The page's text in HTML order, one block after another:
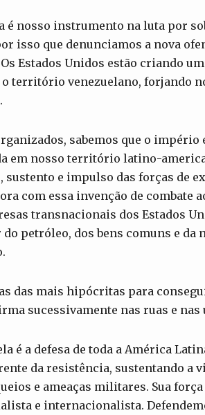
nosso instrumento na luta por
isso que denunciamos a nova
Estados Unidos estão criando
o território venezuelano, forjando
sabemos que o império
em nosso território latino-
e impulso das forças de
com essa invenção de combate
transnacionais dos Estados
petróleo, dos bens comuns e da
das mais hipócritas para
sucessivamente nas ruas e nas
é a defesa de toda a América
da resistência, sustentando a
e ameaças militares. Sua
e internacionalista.